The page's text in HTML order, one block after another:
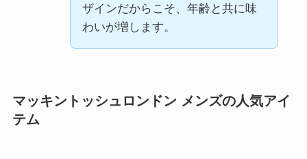
ザインだからこそ、年齢と共に味
わいが増します。
マッキントッシュロンドン メンズの人気アイ
テム